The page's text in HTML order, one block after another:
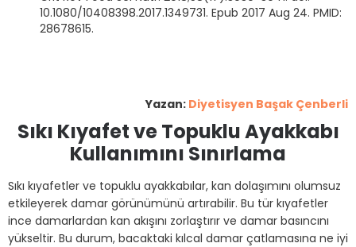
10.1080/10408398.2017.1349731. Epub 2017 Aug 24. PMID:
28678615.
Yazan: Diyetisyen Başak Çenberli
Sıkı Kıyafet ve Topuklu Ayakkabı
Kullanımını Sınırlama
Sıkı kıyafetler ve topuklu ayakkabılar, kan dolaşımını olumsuz
etkileyerek damar görünümünü artırabilir. Bu tür kıyafetler
ince damarlardan kan akışını zorlaştırır ve damar basıncını
yükseltir. Bu durum, bacaktaki kılcal damar çatlamasına ne iyi